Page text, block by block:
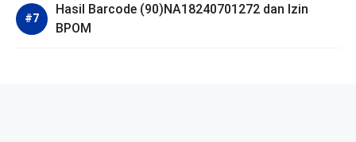
Hasil Barcode (90)NA18240701272 dan Izin
BPOM